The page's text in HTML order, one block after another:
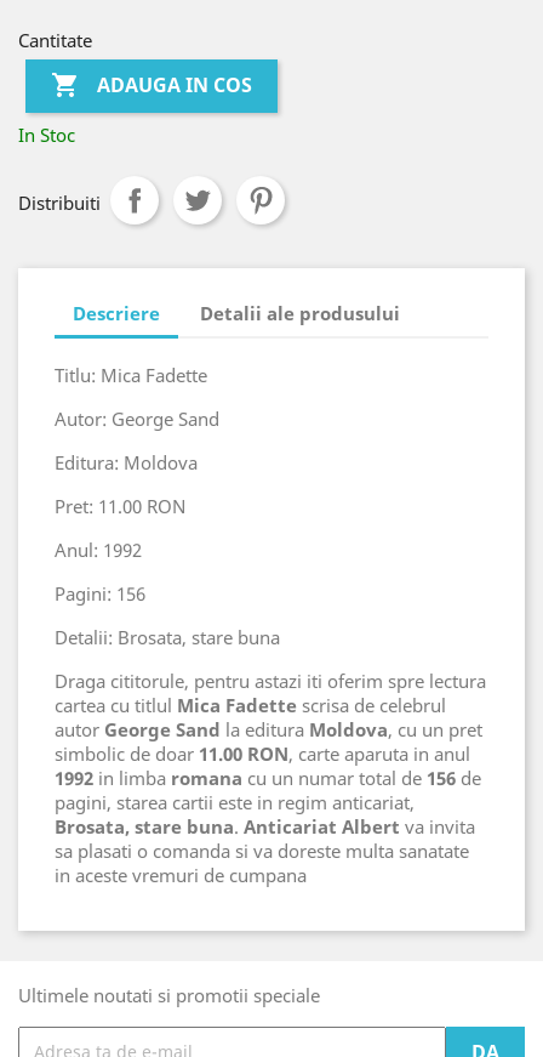
Cantitate
 ADAUGA IN COS
In Stoc
Distribuiti
Descriere Detalii ale produsului
Titlu: Mica Fadette
Autor: George Sand
Editura: Moldova
Pret: 11.00 RON
Anul: 1992
Pagini: 156
Detalii: Brosata, stare buna
Draga cititorule, pentru astazi iti oferim spre lectura
cartea cu titlul Mica Fadette scrisa de celebrul
autor George Sand la editura Moldova, cu un pret
simbolic de doar 11.00 RON, carte aparuta in anul
1992 in limba romana cu un numar total de 156 de
pagini, starea cartii este in regim anticariat,
Brosata, stare buna. Anticariat Albert va invita
sa plasati o comanda si va doreste multa sanatate
in aceste vremuri de cumpana
Ultimele noutati si promotii speciale